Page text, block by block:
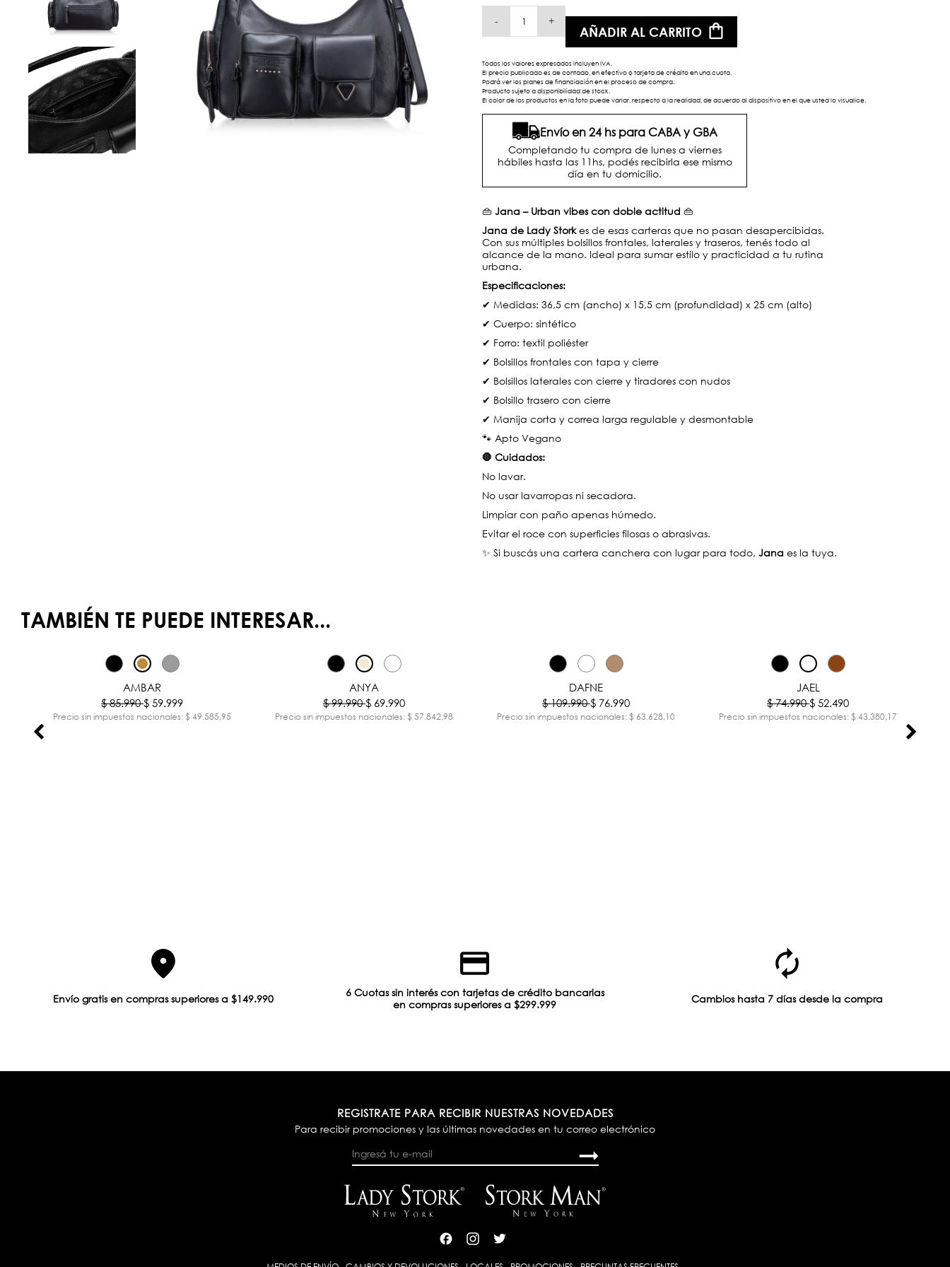
- +
AÑADIR AL CARRITO
Todos los valores expresados incluyen IVA.
El precio publicado es de contado, en efectivo o tarjeta de crédito en una cuota.
Podrá ver los planes de financiación en el proceso de compra.
Producto sujeto a disponibilidad de stock.
El color de los productos en la foto puede variar, respecto a la realidad, de acuerdo al dispositivo en el que usted lo visualice.
Envío en 24 hs para CABA y GBA
Completando tu compra de lunes a viernes
hábiles hasta las 11hs, podés recibirla ese mismo
día en tu domicilio.
👜 Jana – Urban vibes con doble actitud 👜
Jana de Lady Storkes de esas carteras que no pasan desapercibidas.
Con sus múltiples bolsillos frontales, laterales y traseros, tenés todo al
alcance de la mano. Ideal para sumar estilo y practicidad a tu rutina
urbana.
Especificaciones:
✔ Medidas: 36,5 cm (ancho) x 15,5 cm (profundidad) x 25 cm (alto)
✔ Cuerpo: sintético
✔ Forro: textil poliéster
✔ Bolsillos frontales con tapa y cierre
✔ Bolsillos laterales con cierre y tiradores con nudos
✔ Bolsillo trasero con cierre
✔ Manija corta y correa larga regulable y desmontable
🐾 Apto Vegano
🛑 Cuidados:
No lavar.
No usar lavarropas ni secadora.
Limpiar con paño apenas húmedo.
Evitar el roce con superficies filosas o abrasivas.
✨ Si buscás una cartera canchera con lugar para todo, Jana es la tuya.
TAMBIÉN TE PUEDE INTERESAR...
AMBAR
$ 85.990$ 59.999
Precio sin impuestos nacionales: $ 49.585,95
ANYA
$ 99.990$ 69.990
Precio sin impuestos nacionales: $ 57.842,98
DAFNE
$ 109.990$ 76.990
Precio sin impuestos nacionales: $ 63.628,10
JAEL
$ 74.990$ 52.490
Precio sin impuestos nacionales: $ 43.380,17
Envío gratis en compras superiores a $149.990
6 Cuotas sin interés con tarjetas de crédito bancarias
en compras superiores a $299.999
Cambios hasta 7 días desde la compra
REGISTRATE PARA RECIBIR NUESTRAS NOVEDADES
Para recibir promociones y las últimas novedades en tu correo electrónico